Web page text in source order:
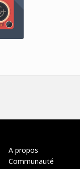
A propos
Communauté